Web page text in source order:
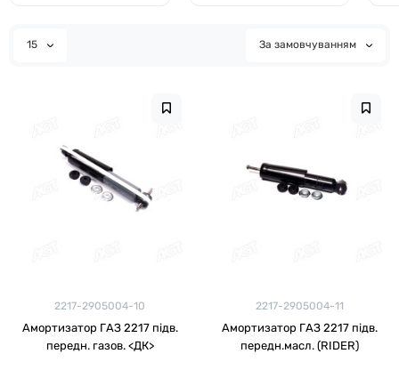
15 За замовчуванням
2217-2905004-10
Амортизатор ГАЗ 2217 підв.
передн. газов. <ДК>
2217-2905004-11
Амортизатор ГАЗ 2217 підв.
передн.масл. (RIDER)